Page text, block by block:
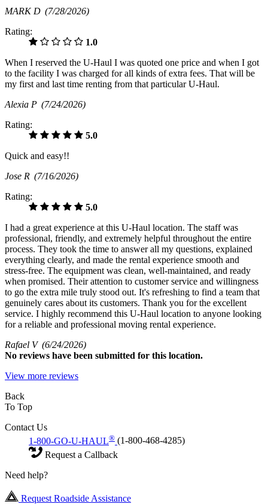
MARK D (7/28/2026)
Rating:
1.0
When I reserved the U-Haul I was quoted one price and when I got
to the facility I was charged for all kinds of extra fees. That will be
my first and last time renting from that particular U-Haul.
Alexia P (7/24/2026)
Rating:
5.0
Quick and easy!!
Jose R (7/16/2026)
Rating:
5.0
I had a great experience at this U-Haul location. The staff was
professional, friendly, and extremely helpful throughout the entire
process. They took the time to answer all my questions, explained
everything clearly, and made the rental experience smooth and
stress-free. The equipment was clean, well-maintained, and ready
when promised. Their attention to customer service and willingness
to go the extra mile truly stood out. It's refreshing to find a team that
genuinely cares about its customers. Thank you for the excellent
service. I highly recommend this U-Haul location to anyone looking
for a reliable and professional moving rental experience.
Rafael V (6/24/2026)
No reviews have been submitted for this location.
View more reviews
Back
To Top
Contact Us
1-800-GO-U-HAUL® (1-800-468-4285)
Request a Callback
Need help?
Request Roadside Assistance